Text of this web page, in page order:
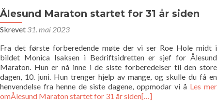
Terminliste
Statistikk
Løpegrupper
Ålesund Maraton startet for 31 år siden
Skrevet 31. mai 2023
Fra det første forberedende møte der vi ser Roe Hole midt i
bildet Monica Isaksen i Bedriftsidretten er sjef for Ålesund
Maraton. Hun er nå inne i de siste forberedelser til den store
dagen, 10. juni. Hun trenger hjelp av mange, og skulle du få en
henvendelse fra henne de siste dagene, oppmodar vi å Les mer
omÅlesund Maraton startet for 31 år siden[…]